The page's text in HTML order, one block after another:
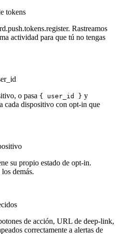
tokens
Rastreamos
actividad para que tú no tengas
o pasa { user_id } y
cada dispositivo con opt-in que
su propio estado de opt-in.
demás.
de acción, URL de deep-link,
correctamente a alertas de